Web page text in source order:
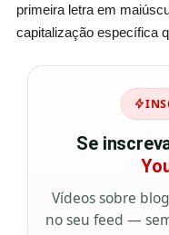
primeira letra em
capitalização específica
Se
Vídeos sobre
no seu feed —